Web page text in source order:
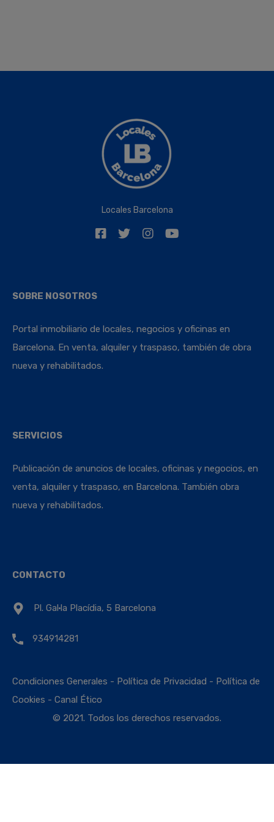
Locales Barcelona
SOBRE NOSOTROS
Portal inmobiliario de locales, negocios y oficinas en
Barcelona. En venta, alquiler y traspaso, también de obra
nueva y rehabilitados.
SERVICIOS
Publicación de anuncios de locales, oficinas y negocios, en
venta, alquiler y traspaso, en Barcelona. También obra
nueva y rehabilitados.
CONTACTO
Pl. Gal·la Placídia, 5 Barcelona
934914281
Condiciones Generales - Política de Privacidad - Política de
Cookies - Canal Ético
© 2021. Todos los derechos reservados.